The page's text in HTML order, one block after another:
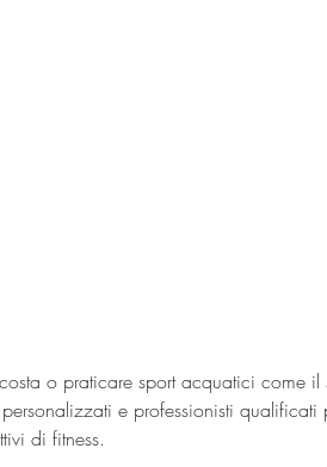
e professionisti qualificati
di fitness.